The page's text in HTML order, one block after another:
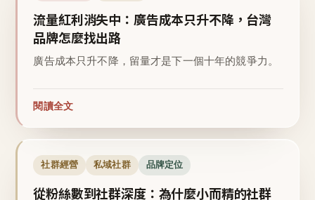
流量紅利消失中：廣告成本只升不降，台灣
品牌怎麼找出路
廣告成本只升不降，留量才是下一個十年的競爭力。
閱讀全文
社群經營 私域社群 品牌定位
從粉絲數到社群深度：為什麼小而精的社群